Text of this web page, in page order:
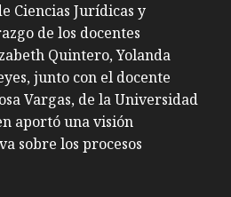
Ciencias Jurídicas y
de los docentes
Quintero, Yolanda
junto con el docente
Vargas, de la Universidad
aportó una visión
sobre los procesos